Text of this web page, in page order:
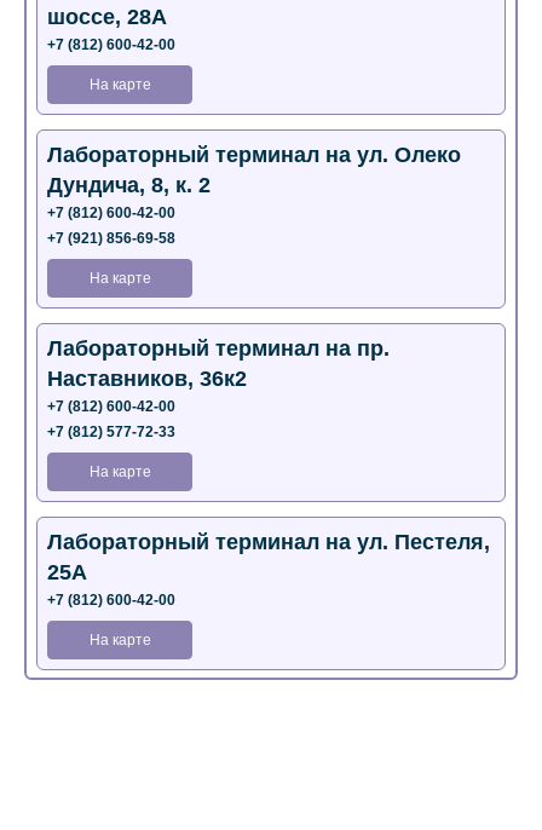
шоссе, 28А
+7 (812) 600-42-00
На карте
Лабораторный терминал на ул. Олеко
Дундича, 8, к. 2
+7 (812) 600-42-00
+7 (921) 856-69-58
На карте
Лабораторный терминал на пр.
Наставников, 36к2
+7 (812) 600-42-00
+7 (812) 577-72-33
На карте
Лабораторный терминал на ул. Пестеля,
25А
+7 (812) 600-42-00
На карте